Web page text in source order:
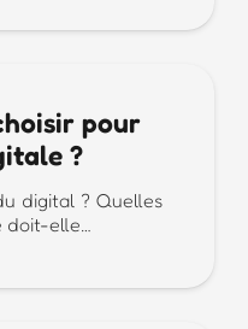
pour
?
digital ? Quelles
elle…